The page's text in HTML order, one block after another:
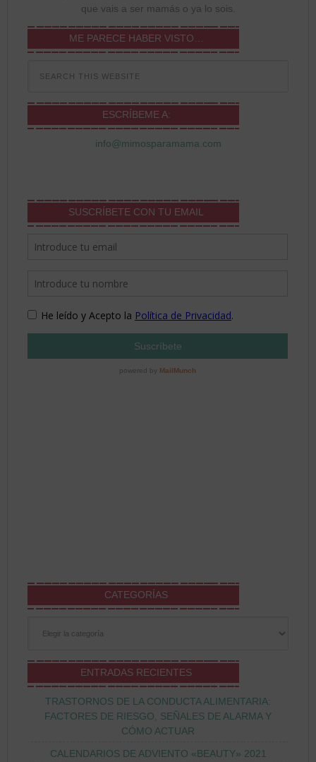
que vais a ser mamás o ya lo sois.
ME PARECE HABER VISTO…
ESCRÍBEME A:
info@mimosparamama.com
SUSCRÍBETE CON TU EMAIL
CATEGORÍAS
ENTRADAS RECIENTES
TRASTORNOS DE LA CONDUCTA ALIMENTARIA:
FACTORES DE RIESGO, SEÑALES DE ALARMA Y
CÓMO ACTUAR
CALENDARIOS DE ADVIENTO «BEAUTY» 2021